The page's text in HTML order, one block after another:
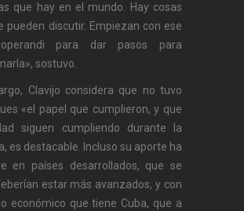
que hay en el mundo. Hay cosas
pueden discutir. Empiezan con ese
para dar pasos para
sostuvo.
Clavijo considera que no tuvo
«el papel que cumplieron, y que
siguen cumpliendo durante la
es destacable. Incluso su aporte ha
en países desarrollados, que se
estar más avanzados, y con
económico que tiene Cuba, que a